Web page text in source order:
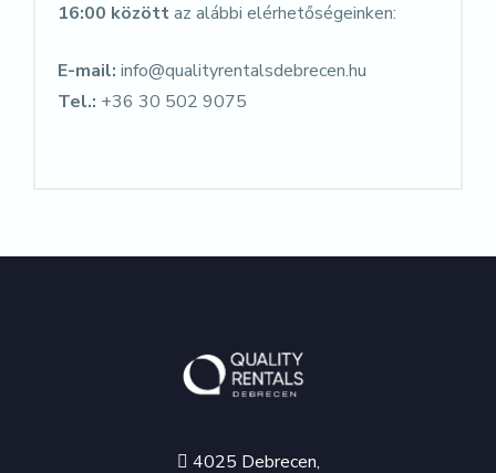
16:00 közöttaz alábbi elérhetőségeinken:
E-mail: info@qualityrentalsdebrecen.hu
Tel.: +36 30 502 9075
4025 Debrecen,